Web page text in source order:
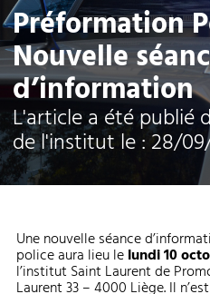
Préformation
Nouvelle
d’information
L'article a été publié
de l'institut le : 28/
Une nouvelle séance
police aura lieu lelundi 10
l’institut Saint Laurent de
Laurent 33 – 4000 Liège. Il n’est